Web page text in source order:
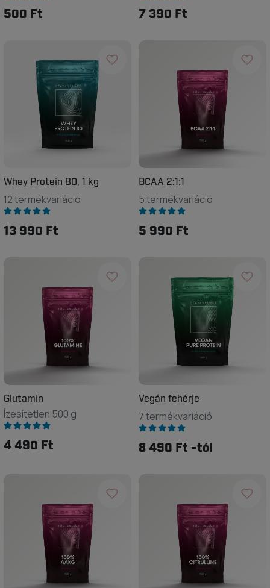
500 Ft 7 390 Ft
Whey Protein 80, 1 kg
12 termékvariáció
13 990 Ft
BCAA 2:1:1
5 termékvariáció
5 990 Ft
Glutamin
Ízesítetlen 500 g
4 490 Ft
Vegán fehérje
7 termékvariáció
8 490 Ft -tól